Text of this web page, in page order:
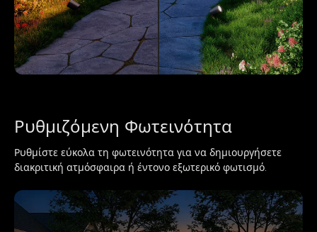
Ρυθμιζόμενη Φωτεινότητα
Ρυθμίστε εύκολα τη φωτεινότητα για να δημιουργήσετε
διακριτική ατμόσφαιρα ή έντονο εξωτερικό φωτισμό.